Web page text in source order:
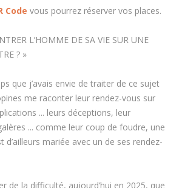
Code vous pourrez réserver vos places.
L’HOMME DE SA VIE SUR UNE
? »
que j’avais envie de traiter de ce sujet
me raconter leur rendez-vous sur
... leurs déceptions, leur
... comme leur coup de foudre, une
d’ailleurs mariée avec un de ses rendez-
de la difficulté, aujourd’hui en 2025, que